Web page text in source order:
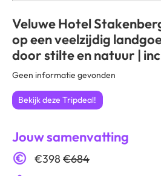
Veluwe Hotel
op een veelzijdig
door stilte en natuur |
Geen informatie gevonden
Bekijk deze Tripdeal!
Jouw samenvatting
€398 €684